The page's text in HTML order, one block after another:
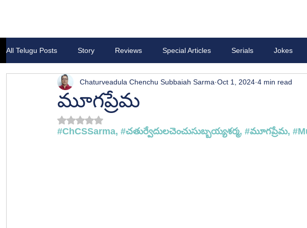
All Telugu Posts Story Reviews Special Articles Serials Jokes
మూగప్రేమ
Chaturveadula Chenchu Subbaiah Sarma Oct 1, 2024 4 min read
Rated NaN out of 5 stars.
#ChCSSarma, #చతుర్వేదులచెంచుసుబ్బయ్యశర్మ, #మూగప్రేమ,